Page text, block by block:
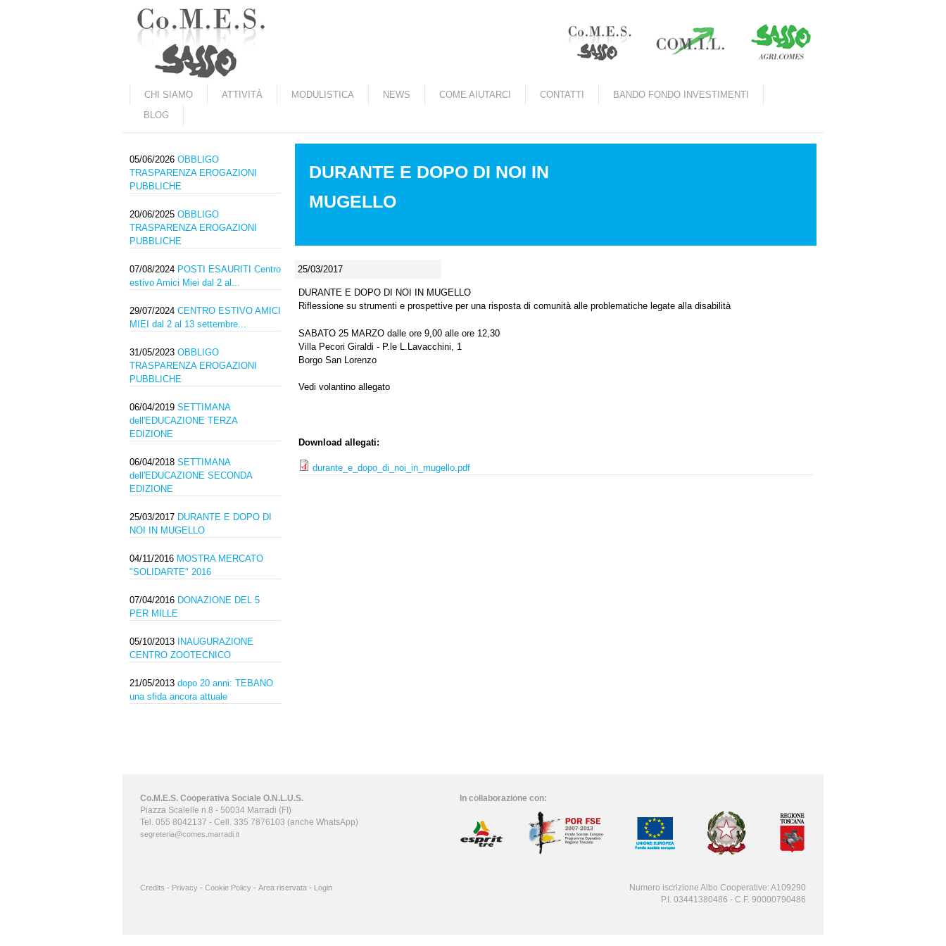
Marradi.it
CHI SIAMO ATTIVITÀ MODULISTICA NEWS COME AIUTARCI CONTATTI
BANDO FONDO INVESTIMENTI
BLOG
DURANTE E DOPO DI NOI IN
MUGELLO
25/03/2017
DURANTE E DOPO DI NOI IN MUGELLO
Riflessione su strumenti e prospettive per una risposta di comunità alle problematiche legate alla disabilità
SABATO 25 MARZO dalle ore 9,00 alle ore 12,30
Villa Pecori Giraldi - P.le L.Lavacchini, 1
Borgo San Lorenzo
Vedi volantino allegato
Download allegati:
durante_e_dopo_di_noi_in_mugello.pdf
05/06/2026 OBBLIGO
TRASPARENZA EROGAZIONI
PUBBLICHE
20/06/2025 OBBLIGO
TRASPARENZA EROGAZIONI
PUBBLICHE
07/08/2024 POSTI ESAURITI Centro
estivo Amici Miei dal 2 al...
29/07/2024 CENTRO ESTIVO AMICI
MIEI dal 2 al 13 settembre...
31/05/2023 OBBLIGO
TRASPARENZA EROGAZIONI
PUBBLICHE
06/04/2019 SETTIMANA
dell'EDUCAZIONE TERZA
EDIZIONE
06/04/2018 SETTIMANA
dell'EDUCAZIONE SECONDA
EDIZIONE
25/03/2017 DURANTE E DOPO DI
NOI IN MUGELLO
04/11/2016 MOSTRA MERCATO
"SOLIDARTE" 2016
07/04/2016 DONAZIONE DEL 5
PER MILLE
05/10/2013
INAUGURAZIONE
CENTRO ZOOTECNICO
21/05/2013 dopo 20 anni: TEBANO
una sfida ancora attuale
Co.M.E.S. Cooperativa Sociale O.N.L.U.S.
Piazza Scalelle n.8 - 50034 Marradi (FI)
Tel. 055 8042137 - Cell. 335 7876103 (anche WhatsApp)
segreteria@comes.marradi.it
In collaborazione con:
Credits - Privacy - Cookie Policy - Area riservata - Login
Numero iscrizione Albo Cooperative: A109290
P.I. 03441380486 - C.F. 90000790486